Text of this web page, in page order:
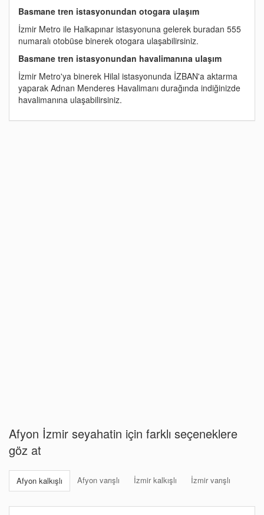
Basmane tren istasyonundan otogara ulaşım
İzmir Metro ile Halkapınar istasyonuna gelerek buradan 555
numaralı otobüse binerek otogara ulaşabilirsiniz.
Basmane tren istasyonundan havalimanına ulaşım
İzmir Metro'ya binerek Hilal istasyonunda İZBAN'a aktarma
yaparak Adnan Menderes Havalimanı durağında indiğinizde
havalimanına ulaşabilirsiniz.
Afyon İzmir seyahatin için farklı seçeneklere
göz at
Afyon kalkışlı Afyon varışlı İzmir kalkışlı İzmir varışlı